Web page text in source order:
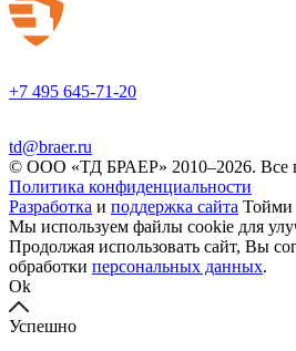
+7 495 645-71-20
td@braer.ru
© OOO «ТД БРАЕР» 2010–2026. Все
Политика конфиденциальности
Разработка и поддержка сайта Тойми
Мы используем файлы cookie для
Продолжая использовать сайт, Вы
обработки персональных данных.
Ok
Успешно